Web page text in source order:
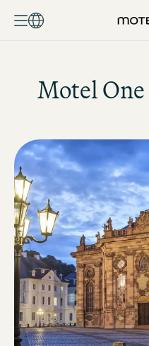
Motel One